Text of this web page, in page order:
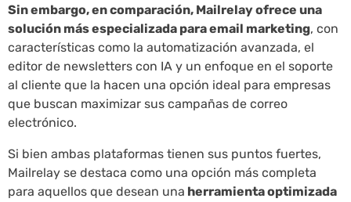
Sin embargo, en comparación, Mailrelay ofrece una
solución más especializada para email marketing, con
características como la automatización avanzada, el
editor de newsletters con IA y un enfoque en el soporte
al cliente que la hacen una opción ideal para empresas
que buscan maximizar sus campañas de correo
electrónico.
Si bien ambas plataformas tienen sus puntos fuertes,
Mailrelay se destaca como una opción más completa
para aquellos que desean una herramienta optimizada